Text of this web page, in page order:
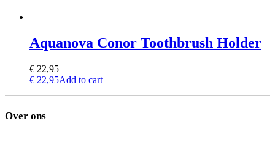
Aquanova Conor Toothbrush Holder
€ 22,95
€ 22,95Add to cart
Over ons